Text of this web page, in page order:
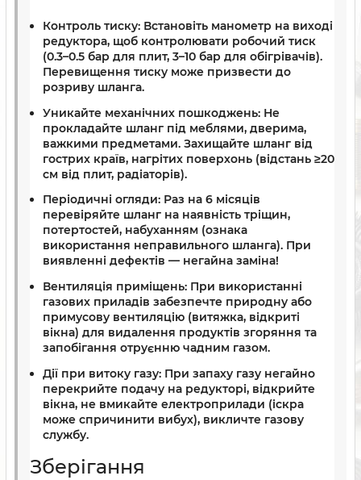
Контроль тиску: Встановіть манометр на виході
редуктора, щоб контролювати робочий тиск
(0.3–0.5 бар для плит, 3–10 бар для обігрівачів).
Перевищення тиску може призвести до
розриву шланга.
Уникайте механічних пошкоджень: Не
прокладайте шланг під меблями, дверима,
важкими предметами. Захищайте шланг від
гострих країв, нагрітих поверхонь (відстань ≥20
см від плит, радіаторів).
Періодичні огляди: Раз на 6 місяців
перевіряйте шланг на наявність тріщин,
потертостей, набуханням (ознака
використання неправильного шланга). При
виявленні дефектів — негайна заміна!
Вентиляція приміщень: При використанні
газових приладів забезпечте природну або
примусову вентиляцію (витяжка, відкриті
вікна) для видалення продуктів згоряння та
запобігання отруєнню чадним газом.
Дії при витоку газу: При запаху газу негайно
перекрийте подачу на редукторі, відкрийте
вікна, не вмикайте електроприлади (іскра
може спричинити вибух), викличте газову
службу.
Зберігання